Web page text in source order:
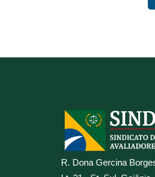
R. Dona Gercina